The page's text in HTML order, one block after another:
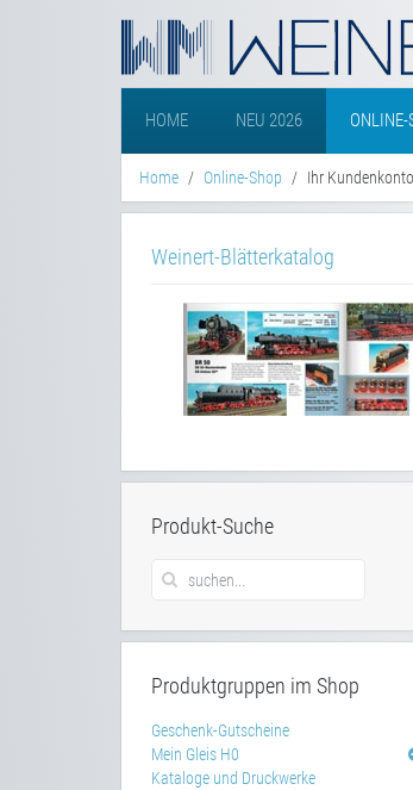
HOME NEU 2026 ONLINE-
Home Online-Shop Ihr Kundenkonto
Weinert-Blätterkatalog
Produkt-Suche
Produktgruppen im Shop
Geschenk-Gutscheine
Mein Gleis H0
Kataloge und Druckwerke